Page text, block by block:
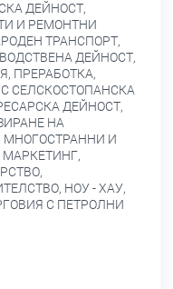
ДЕЙНОСТ,
И РЕМОНТНИ
ТРАНСПОРТ,
ДЕЙНОСТ,
ПРЕРАБОТКА,
СЕЛСКОСТОПАНСКА
ДЕЙНОСТ,
НА
МНОГОСТРАННИ И
НОУ - ХАУ,
С ПЕТРОЛНИ